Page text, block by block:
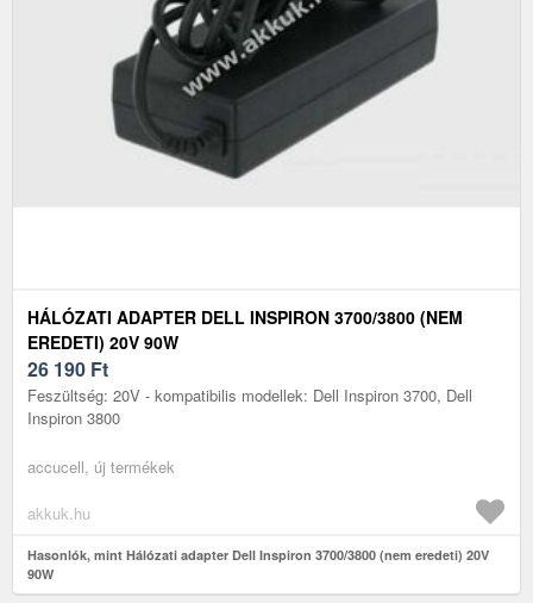
HÁLÓZATI ADAPTER DELL INSPIRON 3700/3800 (NEM
EREDETI) 20V 90W
26 190 Ft
Feszültség: 20V - kompatibilis modellek: Dell Inspiron 3700, Dell
Inspiron 3800
accucell, új termékek
akkuk.hu
Hasonlók, mint Hálózati adapter Dell Inspiron 3700/3800 (nem eredeti) 20V
90W